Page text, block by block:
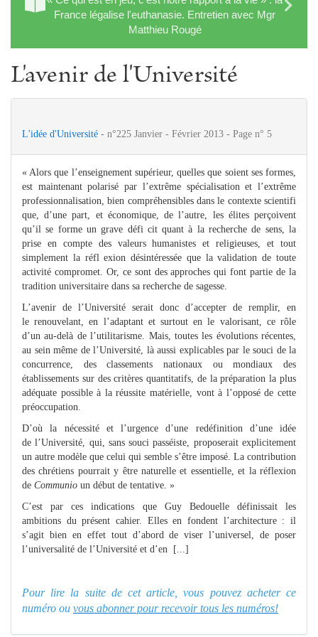
France légalise l'euthanasie. Entretien avec Mgr
Matthieu Rougé
L'avenir de l'Université
L'idée d'Université - n°225 Janvier - Février 2013 - Page n° 5
« Alors que l’enseignement supérieur, quelles que soient ses formes,
est maintenant polarisé par l’extrême spécialisation et l’extrême
professionnalisation, bien compréhensibles dans le contexte scientifi
que, d’une part, et économique, de l’autre, les élites perçoivent
qu’il se forme un grave défi cit quant à la recherche de sens, la
prise en compte des valeurs humanistes et religieuses, et tout
simplement la réfl exion désintéressée que la validation de toute
activité compromet. Or, ce sont des approches qui font partie de la
tradition universitaire dans sa recherche de sagesse.
L’avenir de l’Université serait donc d’accepter de remplir, en
le renouvelant, en l’adaptant et surtout en le valorisant, ce rôle
d’un au-delà de l’utilitarisme. Mais, toutes les évolutions récentes,
au sein même de l’Université, là aussi explicables par le souci de la
concurrence, des classements nationaux ou mondiaux des
établissements sur des critères quantitatifs, de la préparation la plus
adéquate possible à la réussite matérielle, vont à l’opposé de cette
préoccupation.
D’où la nécessité et l’urgence d’une redéfinition d’une idée
de l’Université, qui, sans souci passéiste, proposerait explicitement
un autre modèle que celui qui semble s’être imposé. La contribution
des chrétiens pourrait y être naturelle et essentielle, et la réflexion
de Communio un début de tentative. »
C’est par ces indications que Guy Bedouelle définissait les
ambitions du présent cahier. Elles en fondent l’architecture : il
s’agit bien en effet tout d’abord de viser l’universel, de poser
l’universalité de l’Université et d’en [...]
Pour lire la suite de cet article, vous pouvez acheter ce
numéro ou vous abonner pour recevoir tous les numéros!